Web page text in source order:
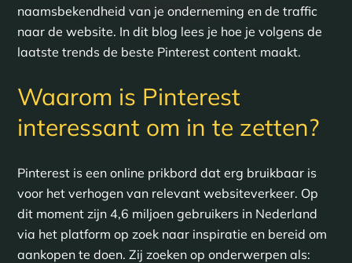
naamsbekendheid van je onderneming en de traffic
naar de website. In dit blog lees je hoe je volgens de
laatste trends de beste Pinterest content maakt.
Waarom is Pinterest
interessant om in te zetten?
Pinterest is een online prikbord dat erg bruikbaar is
voor het verhogen van relevant websiteverkeer. Op
dit moment zijn 4,6 miljoen gebruikers in Nederland
via het platform op zoek naar inspiratie en bereid om
aankopen te doen. Zij zoeken op onderwerpen als: